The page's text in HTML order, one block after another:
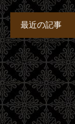
最近の記事
登録されている記
せん。